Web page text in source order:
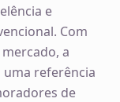
e
Com
a
uma referência
de